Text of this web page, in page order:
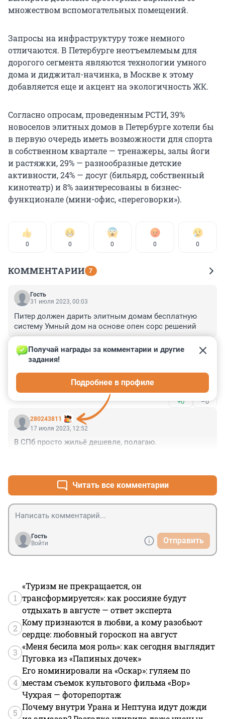
множеством вспомогательных помещений.
Запросы на инфраструктуру тоже немного
отличаются. В Петербурге неотъемлемым для
дорогого сегмента являются технологии умного
дома и диджитал-начинка, в Москве к этому
добавляется еще и акцент на экологичность ЖК.
Согласно опросам, проведенным РСТИ, 39%
новоселов элитных домов в Петербурге хотели бы
в первую очередь иметь возможности для спорта
в собственном квартале — тренажеры, залы йоги
и растяжки, 29% — разнообразные детские
активности, 24% — досуг (бильярд, собственный
кинотеатр) и 8% заинтересованы в бизнес-
функционале (мини-офис, «переговорки»).
0 0 0 0 0
КОММЕНТАРИИ 7
Гость
31 июля 2023, 00:03
Питер должен дарить элитным домам бесплатную
систему Умный дом на основе опен сорс решений
–0
Гость
Да, Питеру нужны красивые дома
+0 –0
280243811
Получай награды за комментарии и другие
задания!
Подробнее в профиле
17 июля 2023, 12:52
В СПб просто жильё дешевле, полагаю.
Читать все комментарии
Гость
Войти
Отправить
1
«Туризм не прекращается, он
трансформируется»: как россияне будут
отдыхать в августе — ответ эксперта
2
Кому признаются в любви, а кому разобьют
сердце: любовный гороскоп на август
3
«Меня бесила моя роль»: как сегодня выглядит
Пуговка из «Папиных дочек»
4
Его номинировали на «Оскар»: гуляем по
местам съемок культового фильма «Вор»
Чухрая — фоторепортаж
5
Почему внутри Урана и Нептуна идут дожди